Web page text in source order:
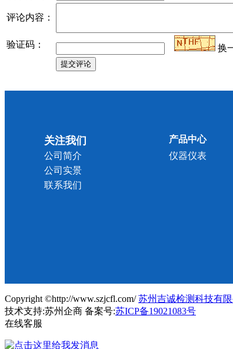
评论内容：
验证码： 换
关注我们 产品中心
公司简介
仪器仪表
公司实景
联系我们
Copyright ©http://www.szjcfl.com/苏州吉诚检测科技有限
技术支持:苏州企商 备案号:苏ICP备19021083号
在线客服